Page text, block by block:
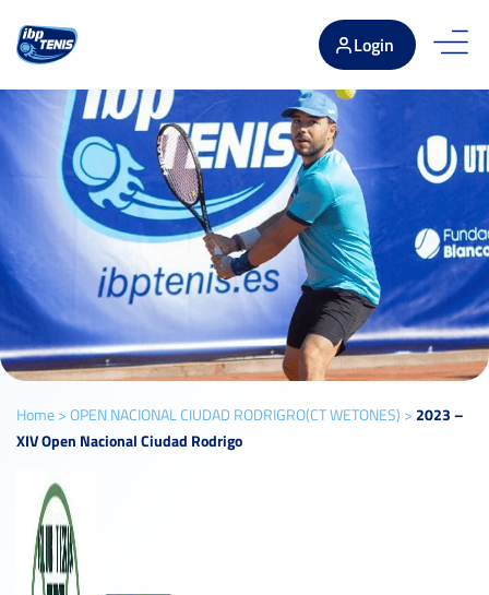
Login
Home>OPEN NACIONAL CIUDAD RODRIGRO(CT WETONES) >2023 –
XIV Open Nacional Ciudad Rodrigo